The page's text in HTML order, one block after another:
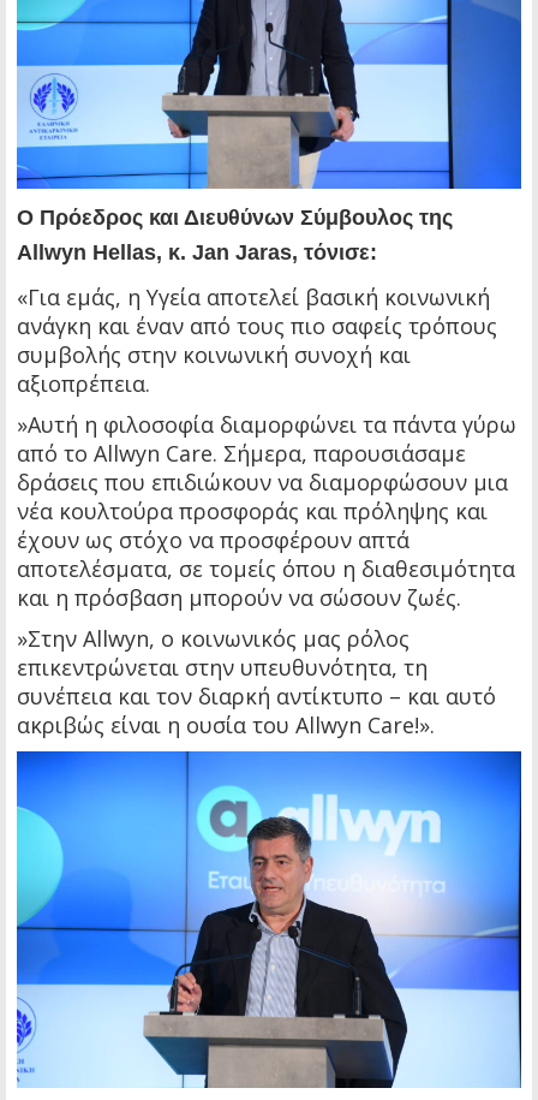
Ο Πρόεδρος και Διευθύνων Σύμβουλος της
Allwyn Hellas, κ. Jan Jaras, τόνισε:
«Για εμάς, η Υγεία αποτελεί βασική κοινωνική
ανάγκη και έναν από τους πιο σαφείς τρόπους
συμβολής στην κοινωνική συνοχή και
αξιοπρέπεια.
»Αυτή η φιλοσοφία διαμορφώνει τα πάντα γύρω
από το Allwyn Care. Σήμερα, παρουσιάσαμε
δράσεις που επιδιώκουν να διαμορφώσουν μια
νέα κουλτούρα προσφοράς και πρόληψης και
έχουν ως στόχο να προσφέρουν απτά
αποτελέσματα, σε τομείς όπου η διαθεσιμότητα
και η πρόσβαση μπορούν να σώσουν ζωές.
»Στην Allwyn, ο κοινωνικός μας ρόλος
επικεντρώνεται στην υπευθυνότητα, τη
συνέπεια και τον διαρκή αντίκτυπο – και αυτό
ακριβώς είναι η ουσία του Allwyn Care!».